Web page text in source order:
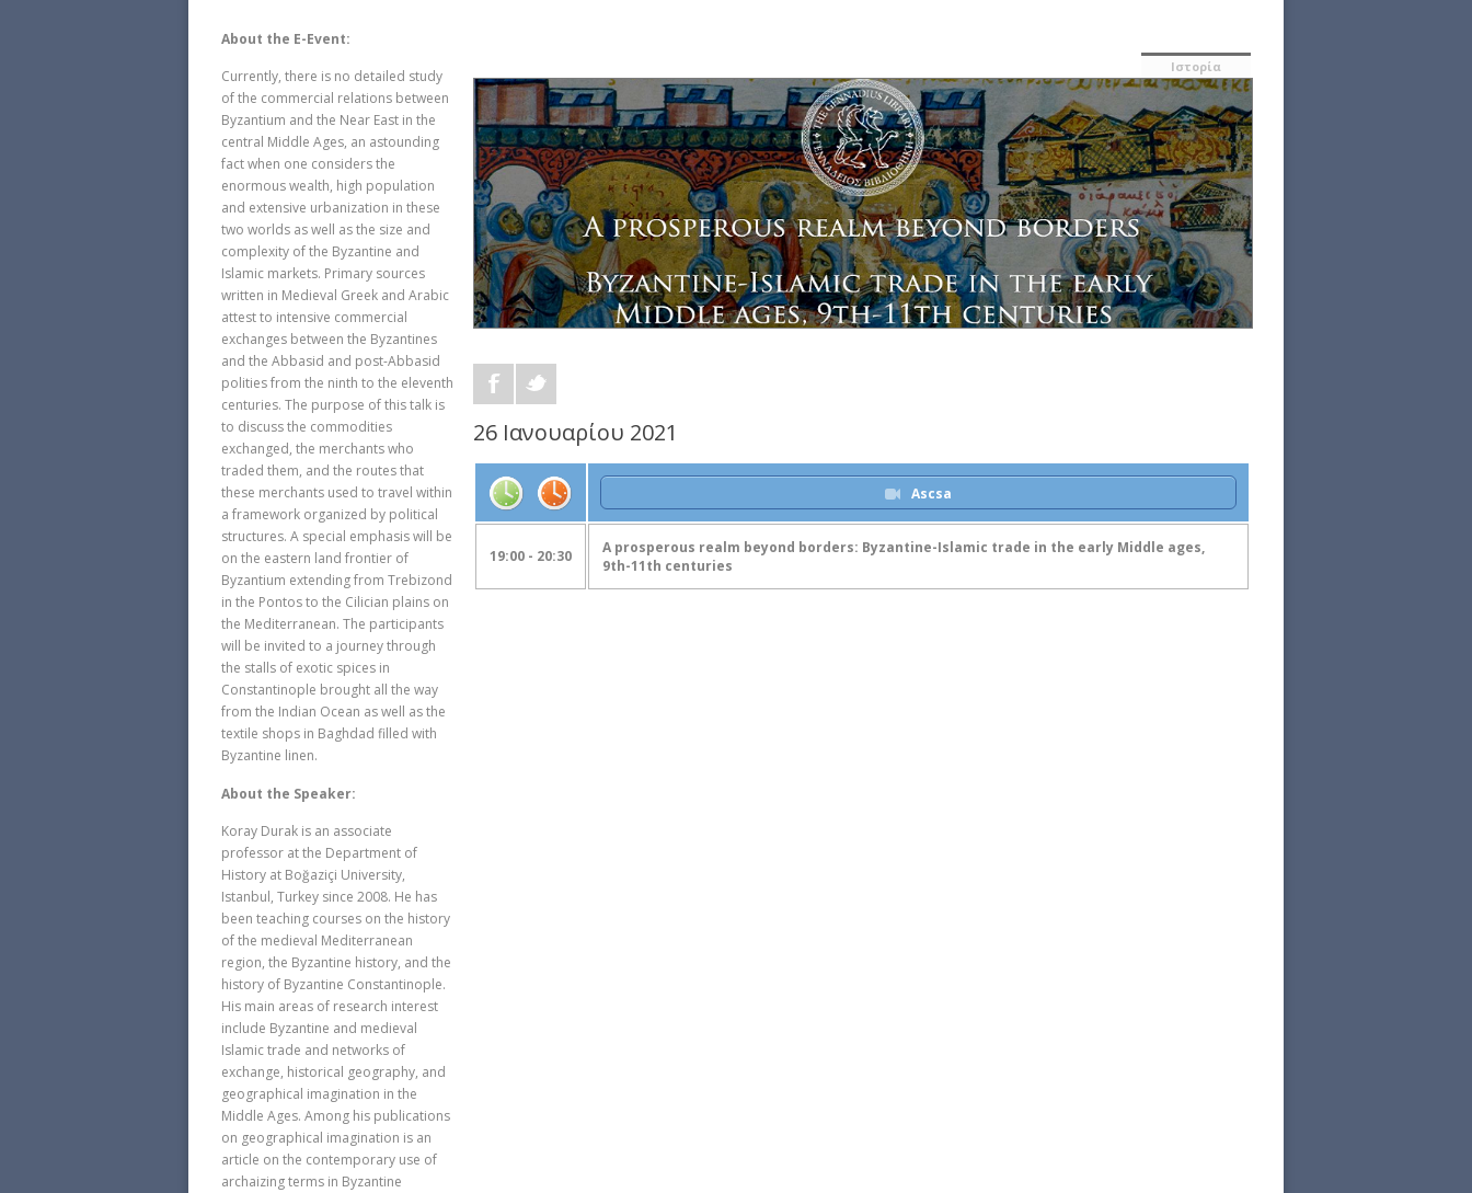
About the E-Event:
Currently, there is no detailed study
of the commercial relations between
Byzantium and the Near East in the
central Middle Ages, an astounding
fact when one considers the
enormous wealth, high population
and extensive urbanization in these
two worlds as well as the size and
complexity of the Byzantine and
Islamic markets. Primary sources
written in Medieval Greek and Arabic
attest to intensive commercial
exchanges between the Byzantines
and the Abbasid and post-Abbasid
polities from the ninth to the eleventh
centuries. The purpose of this talk is
to discuss the commodities
exchanged, the merchants who
traded them, and the routes that
these merchants used to travel within
a framework organized by political
structures. A special emphasis will be
on the eastern land frontier of
Byzantium extending from Trebizond
in the Pontos to the Cilician plains on
the Mediterranean. The participants
will be invited to a journey through
the stalls of exotic spices in
Constantinople brought all the way
from the Indian Ocean as well as the
textile shops in Baghdad filled with
Byzantine linen.
About the Speaker:
Koray Durak is an associate
professor at the Department of
History at Boğaziçi University,
Istanbul, Turkey since 2008. He has
been teaching courses on the history
of the medieval Mediterranean
region, the Byzantine history, and the
history of Byzantine Constantinople.
His main areas of research interest
include Byzantine and medieval
Islamic trade and networks of
exchange, historical geography, and
geographical imagination in the
Middle Ages. Among his publications
on geographical imagination is an
article on the contemporary use of
archaizing terms in Byzantine
Ιστορία
26 Ιανουαρίου 2021
Ascsa
19:00 - 20:30
A prosperous realm beyond borders: Byzantine-Islamic trade in the early Middle ages,
9th-11th centuries